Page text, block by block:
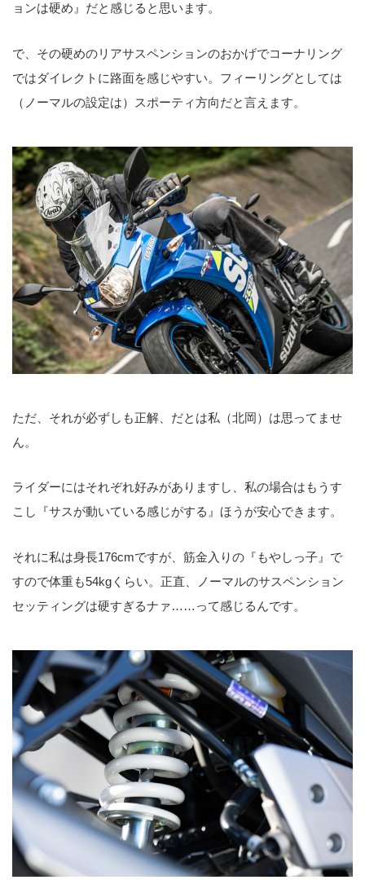
ョンは硬め』だと感じると思います。
で、その硬めのリアサスペンションのおかげでコーナリング
ではダイレクトに路面を感じやすい。フィーリングとしては
（ノーマルの設定は）スポーティ方向だと言えます。
ただ、それが必ずしも正解、だとは私（北岡）は思ってませ
ん。
ライダーにはそれぞれ好みがありますし、私の場合はもうす
こし『サスが動いている感じがする』ほうが安心できます。
それに私は身長176cmですが、筋金入りの『もやしっ子』で
すので体重も54kgくらい。正直、ノーマルのサスペンション
セッティングは硬すぎるナァ……って感じるんです。